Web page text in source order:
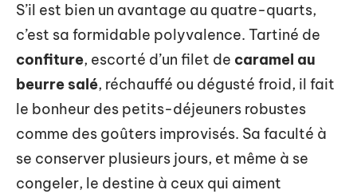
S’il est bien un avantage au quatre-quarts,
c’est sa formidable polyvalence. Tartiné de
confiture, escorté d’un filet de caramel au
beurre salé, réchauffé ou dégusté froid, il fait
le bonheur des petits-déjeuners robustes
comme des goûters improvisés. Sa faculté à
se conserver plusieurs jours, et même à se
congeler, le destine à ceux qui aiment